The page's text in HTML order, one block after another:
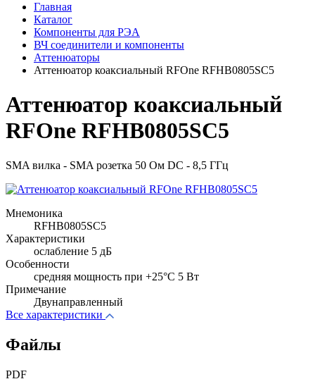
Главная
Каталог
Компоненты для РЭА
ВЧ соединители и компоненты
Аттенюаторы
Аттенюатор коаксиальный RFOne RFHB0805SC5
Аттенюатор коаксиальный
RFOne RFHB0805SC5
SMA вилка - SMA розетка 50 Ом DC - 8,5 ГГц
Мнемоника
RFHB0805SC5
Характеристики
ослабление 5 дБ
Особенности
cредняя мощность при +25°C 5 Вт
Примечание
Двунаправленный
Все характеристики
Файлы
PDF